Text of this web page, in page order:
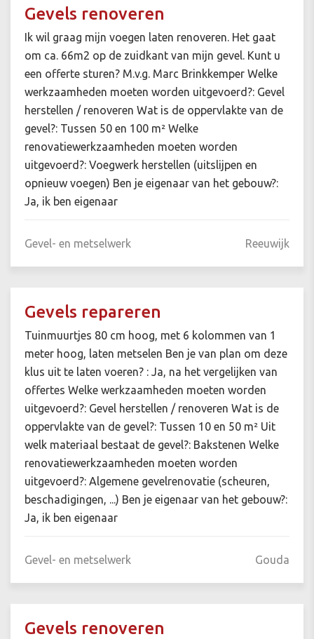
Gevels renoveren
Ik wil graag mijn voegen laten renoveren. Het gaat
om ca. 66m2 op de zuidkant van mijn gevel. Kunt u
een offerte sturen? M.v.g. Marc Brinkkemper Welke
werkzaamheden moeten worden uitgevoerd?: Gevel
herstellen / renoveren Wat is de oppervlakte van de
gevel?: Tussen 50 en 100 m² Welke
renovatiewerkzaamheden moeten worden
uitgevoerd?: Voegwerk herstellen (uitslijpen en
opnieuw voegen) Ben je eigenaar van het gebouw?:
Ja, ik ben eigenaar
Gevel- en metselwerk Reeuwijk
Gevels repareren
Tuinmuurtjes 80 cm hoog, met 6 kolommen van 1
meter hoog, laten metselen Ben je van plan om deze
klus uit te laten voeren? : Ja, na het vergelijken van
offertes Welke werkzaamheden moeten worden
uitgevoerd?: Gevel herstellen / renoveren Wat is de
oppervlakte van de gevel?: Tussen 10 en 50 m² Uit
welk materiaal bestaat de gevel?: Bakstenen Welke
renovatiewerkzaamheden moeten worden
uitgevoerd?: Algemene gevelrenovatie (scheuren,
beschadigingen, ...) Ben je eigenaar van het gebouw?:
Ja, ik ben eigenaar
Gevel- en metselwerk Gouda
Gevels renoveren